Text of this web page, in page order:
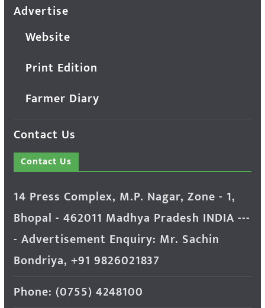
Advertise
Website
Print Edition
Farmer Diary
Contact Us
Contact Us
14 Press Complex, M.P. Nagar, Zone - 1,
Bhopal - 462011 Madhya Pradesh INDIA ---
- Advertisement Enquiry: Mr. Sachin
Bondriya, +91 9826021837
Phone: (0755) 4248100